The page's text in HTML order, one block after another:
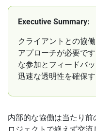
Executive Summary:
クライアントとの協
アプローチが必要で
な参加とフィードバ
迅速な透明性を確保
内部的な協働は当たり